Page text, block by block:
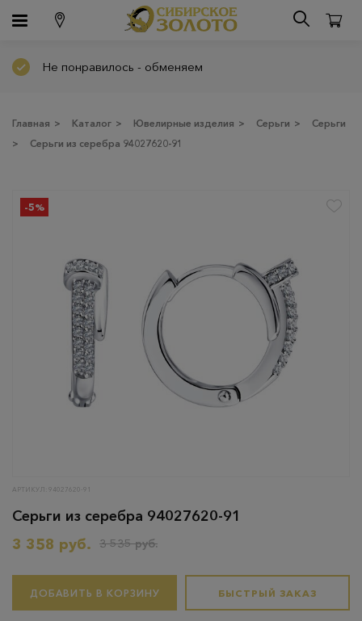
Не понравилось - обменяем
Главная > Каталог > Ювелирные изделия > Серьги >
Серьги
>
Серьги из серебра 94027620-91
-5%
АРТИКУЛ: 94027620-91
Серьги из серебра 94027620-91
3 358 руб.
3 535 руб.
ДОБАВИТЬ В КОРЗИНУ БЫСТРЫЙ ЗАКАЗ